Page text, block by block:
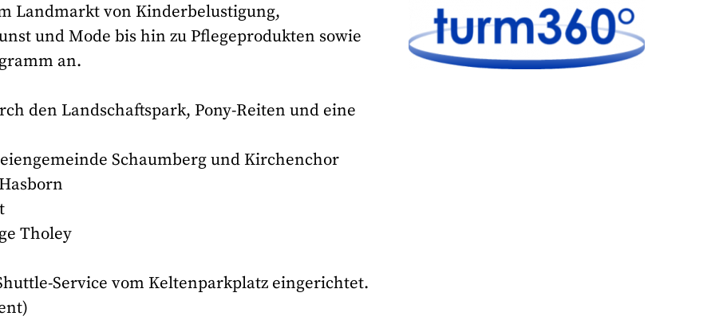
Landmarkt von Kinderbelustigung,
und Mode bis hin zu Pflegeprodukten sowie
an.
den Landschaftspark, Pony-Reiten und eine
Schaumberg und Kirchenchor
Tholey
Service vom Keltenparkplatz eingerichtet.